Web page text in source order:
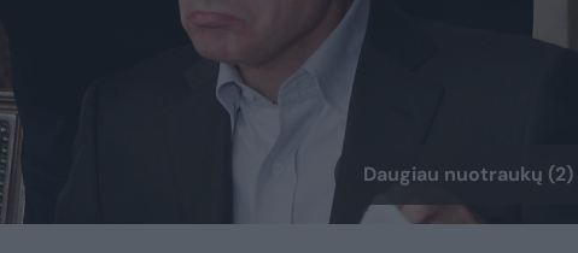
Daugiau nuotraukų (2)